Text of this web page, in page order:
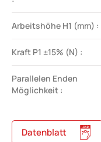
Arbeitshöhe H1 (mm) :
Kraft P1 ±15% (N) :
Parallelen Enden
Möglichkeit :
Datenblatt